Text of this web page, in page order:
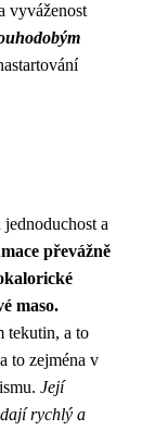
vyváženost
a
převážně
maso.
tekutin, a to
to zejména v
Její
rychlý a